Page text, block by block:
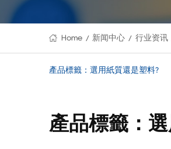
Home 新闻中心 行业资讯
產品標籤：選用紙質還是塑料?
產品標籤：